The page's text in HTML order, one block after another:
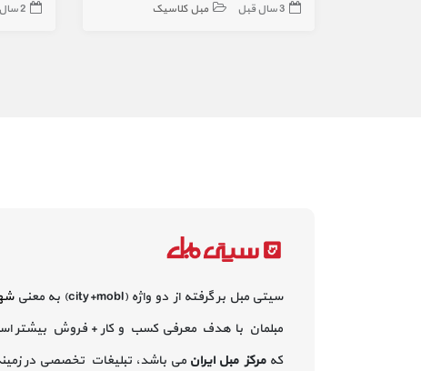
3 سال قبل مبل کلاسیک 2 سال قبل
سیتی مبل بر گرفته از دو واژه (city+mobl) به معنی
مبلمان با هدف معرفی کسب و کار + فروش بیشتر
کهمرکز مبل ایران می باشد، تبلیغات تخصصی در